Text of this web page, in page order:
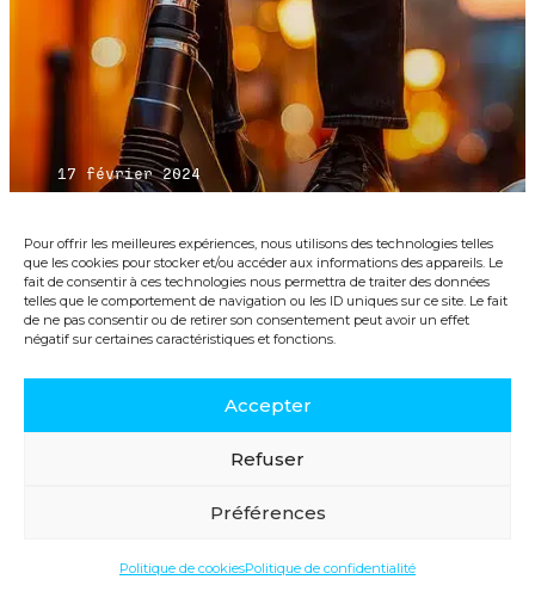
Pour offrir les meilleures expériences, nous utilisons des technologies telles
que les cookies pour stocker et/ou accéder aux informations des appareils. Le
fait de consentir à ces technologies nous permettra de traiter des données
telles que le comportement de navigation ou les ID uniques sur ce site. Le fait
de ne pas consentir ou de retirer son consentement peut avoir un effet
négatif sur certaines caractéristiques et fonctions.
Accepter
Refuser
Préférences
Politique de cookiesPolitique de confidentialité
17 février 2024
électrique
En 2023, + de 19M de recherches associées à
« trottinette électrique » ont été réalisées
dans Google France. Un volume de données
important qui nous permet en ce début